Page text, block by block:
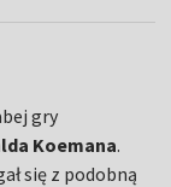
gry
Koemana.
się z podobną